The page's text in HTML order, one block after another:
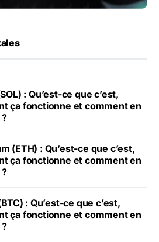
: Qu’est-ce que c’est,
ça fonctionne et comment en
(ETH) : Qu’est-ce que c’est,
ça fonctionne et comment en
: Qu’est-ce que c’est,
ça fonctionne et comment en